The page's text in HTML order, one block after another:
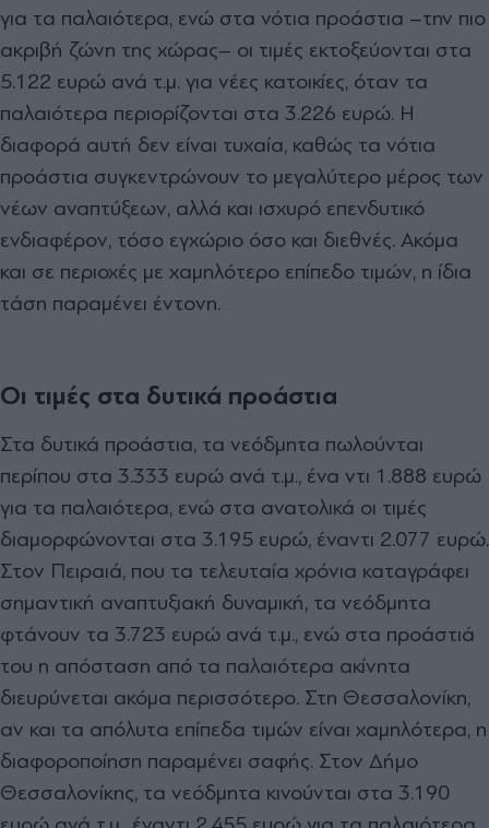
για τα παλαιότερα, ενώ στα νότια προάστια –την πιο
ακριβή ζώνη της χώρας– οι τιμές εκτοξεύονται στα
5.122 ευρώ ανά τ.μ. για νέες κατοικίες, όταν τα
παλαιότερα περιορίζονται στα 3.226 ευρώ. Η
διαφορά αυτή δεν είναι τυχαία, καθώς τα νότια
προάστια συγκεντρώνουν το μεγαλύτερο μέρος των
νέων αναπτύξεων, αλλά και ισχυρό επενδυτικό
ενδιαφέρον, τόσο εγχώριο όσο και διεθνές. Ακόμα
και σε περιοχές με χαμηλότερο επίπεδο τιμών, η ίδια
τάση παραμένει έντονη.
Οι τιμές στα δυτικά προάστια
Στα δυτικά προάστια, τα νεόδμητα πωλούνται
περίπου στα 3.333 ευρώ ανά τ.μ., ένα ντι 1.888 ευρώ
για τα παλαιότερα, ενώ στα ανατολικά οι τιμές
διαμορφώνονται στα 3.195 ευρώ, έναντι 2.077 ευρώ.
Στον Πειραιά, που τα τελευταία χρόνια καταγράφει
σημαντική αναπτυξιακή δυναμική, τα νεόδμητα
φτάνουν τα 3.723 ευρώ ανά τ.μ., ενώ στα προάστιά
του η απόσταση από τα παλαιότερα ακίνητα
διευρύνεται ακόμα περισσότερο. Στη Θεσσαλονίκη,
αν και τα απόλυτα επίπεδα τιμών είναι χαμηλότερα, η
διαφοροποίηση παραμένει σαφής. Στον Δήμο
Θεσσαλονίκης, τα νεόδμητα κινούνται στα 3.190